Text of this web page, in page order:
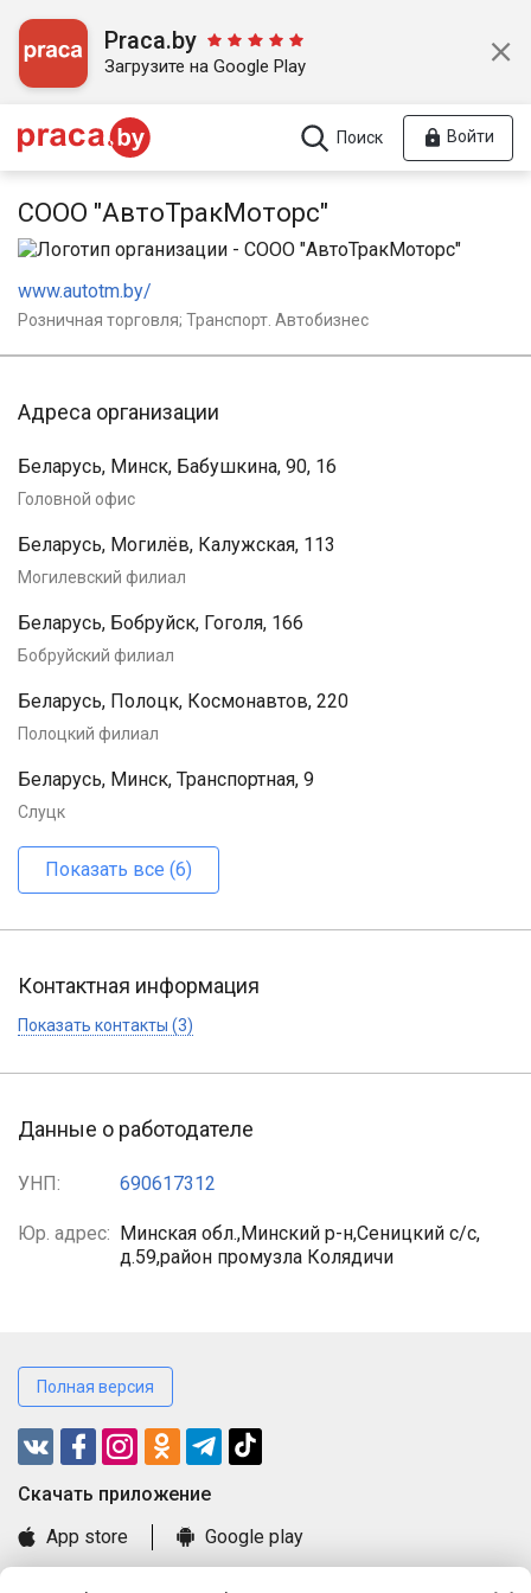
Praca.by
Загрузите на Google Play
Поиск Войти
СООО "АвтоТракМоторс"
www.autotm.by/
Розничная торговля; Транспорт. Автобизнес
Адреса организации
Беларусь, Минск, Бабушкина, 90, 16
Головной офис
Беларусь, Могилёв, Калужская, 113
Могилевский филиал
Беларусь, Бобруйск, Гоголя, 166
Бобруйский филиал
Беларусь, Полоцк, Космонавтов, 220
Полоцкий филиал
Беларусь, Минск, Транспортная, 9
Слуцк
Показать все (6)
Контактная информация
Показать контакты (3)
Данные о работодателе
УНП: 690617312
Юр. адрес:
Минская обл.,Минский р-н,Сеницкий с/с,
д.59,район промузла Колядичи
Полная версия
Cкачать приложение
App store
Google play